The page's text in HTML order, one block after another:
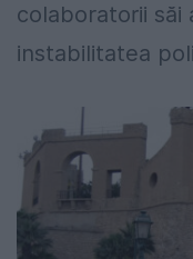
colaboratorii
instabilitatea